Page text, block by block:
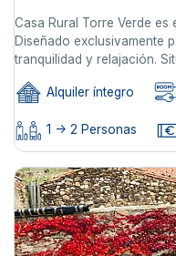
Casa Rural Torre Verde
Diseñado exclusivamente
tranquilidad y relajación.
Alquiler íntegro
1 -> 2 Personas